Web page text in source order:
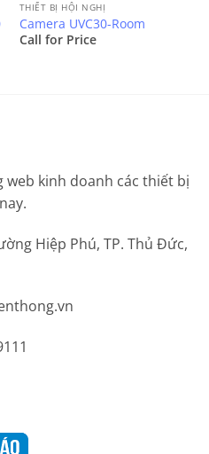
THIẾT BỊ HỘI NGHỊ
Camera UVC30-Room
Call for Price
web kinh doanh các thiết bị
Hiệp Phú, TP. Thủ Đức,